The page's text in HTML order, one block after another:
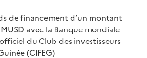
de financement d’un montant
avec la Banque mondiale
du Club des investisseurs
(CIFEG)